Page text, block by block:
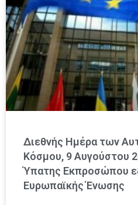
Διεθνής Ημέρα των
Κόσμου, 9 Αυγούστου
Ύπατης Εκπροσώπου
Ευρωπαϊκής Ένωσης